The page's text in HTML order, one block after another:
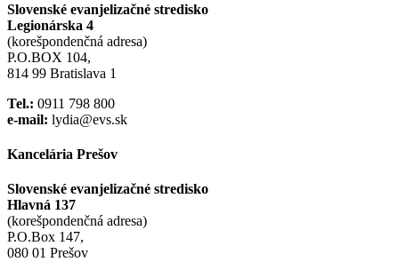
Slovenské evanjelizačné stredisko
Legionárska 4
(korešpondenčná adresa)
P.O.BOX 104,
814 99 Bratislava 1
Tel.: 0911 798 800
e-mail: lydia@evs.sk
Kancelária Prešov
Slovenské evanjelizačné stredisko
Hlavná 137
(korešpondenčná adresa)
P.O.Box 147,
080 01 Prešov